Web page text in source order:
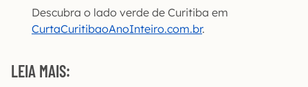
Descubra o lado verde de Curitiba em
CurtaCuritibaoAnoInteiro.com.br.
LEIA MAIS: